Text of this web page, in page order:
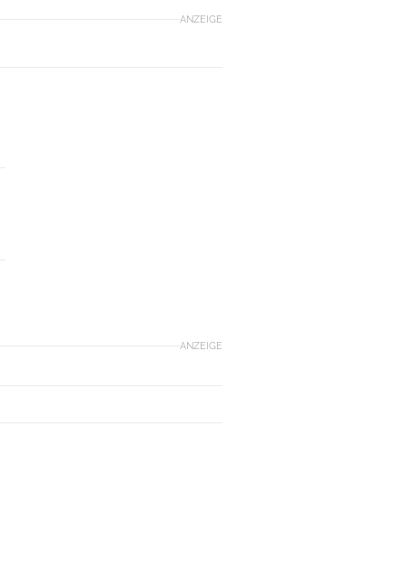
ANZEIGE
ANZEIGE